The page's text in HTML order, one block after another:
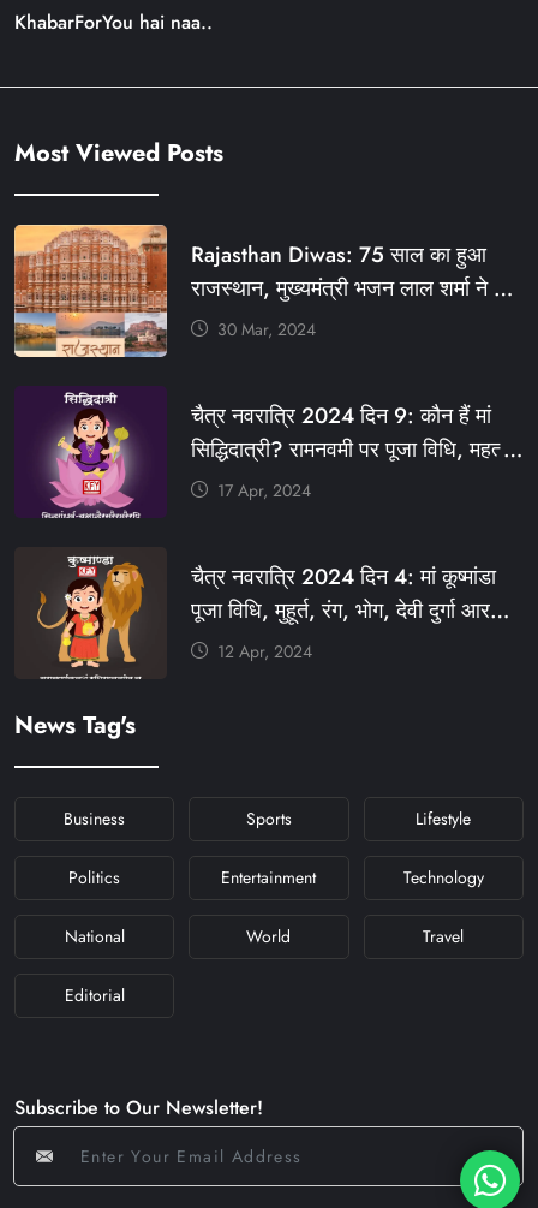
KhabarForYou hai naa..
Most Viewed Posts
Rajasthan Diwas: 75 साल का हुआ
राजस्थान, मुख्यमंत्री भजन लाल शर्मा ने दी
बधाई, आज फ्री रहेंगी ये सेवाएं
#KHABARFORYOU #KFYNEWS
#KFYSOCIAL
30 Mar, 2024
चैत्र नवरात्रि 2024 दिन 9: कौन हैं मां
सिद्धिदात्री? रामनवमी पर पूजा विधि, महत्व,
रंग, प्रसाद #KFY #KFYNEWS
#NAVRATRIDAY
17 Apr, 2024
चैत्र नवरात्रि 2024 दिन 4: मां कूष्मांडा
पूजा विधि, मुहूर्त, रंग, भोग, देवी दुर्गा आरती
और मंत्र #KFY #KFYNEWS
12 Apr, 2024
News Tag's
Business Sports Lifestyle
Politics Entertainment Technology
National World Travel
Editorial
Subscribe to Our Newsletter!